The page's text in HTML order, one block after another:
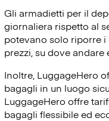
Gli armadietti per il
giornaliera rispetto al
potevano solo riporre
prezzi, su dove
Inoltre, LuggageHero
bagagli in un luogo
LuggageHero offre
bagagli flessibile ed